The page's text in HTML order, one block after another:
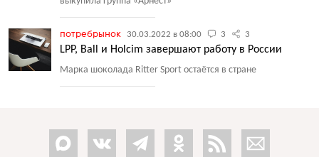
потребрынок 30.03.2022 в 08:00 3 3
LPP, Ball и Holcim завершают работу в России
Марка шоколада Ritter Sport остаётся в стране